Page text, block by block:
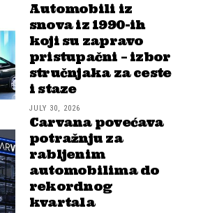
Automobili iz
snova iz 1990-ih
koji su zapravo
pristupačni – izbor
stručnjaka za ceste
i staze
JULY 30, 2026
Carvana povećava
potražnju za
rabljenim
automobilima do
rekordnog
kvartala